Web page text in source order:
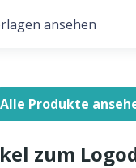
ansehen
Alle Produkte
zum